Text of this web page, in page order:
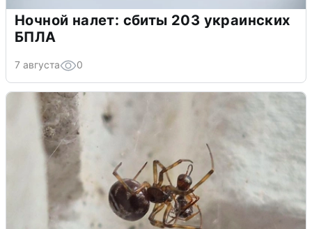
Ночной налет: сбиты 203 украинских
БПЛА
7 августа 0